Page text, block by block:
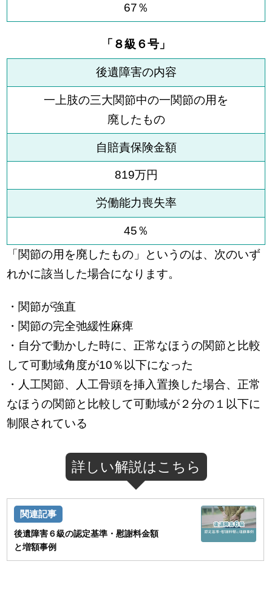
67％
「８級６号」
後遺障害の内容
一上肢の三大関節中の一関節の用を
廃したもの
自賠責保険金額
819万円
労働能力喪失率
45％
「関節の用を廃したもの」というのは、次のいず
れかに該当した場合になります。
・関節が強直
・関節の完全弛緩性麻痺
・自分で動かした時に、正常なほうの関節と比較
して可動域角度が10％以下になった
・人工関節、人工骨頭を挿入置換した場合、正常
なほうの関節と比較して可動域が２分の１以下に
制限されている
詳しい解説はこちら
後遺障害６級の認定基準・慰謝料金額
と増額事例